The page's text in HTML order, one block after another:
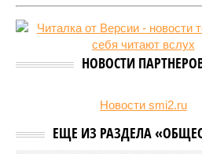
27/07
Чувашские врачи
младенца массой 745
Чувашские аграрии
урожая
НОВОСТИ
Новости smi2.ru
ЕЩЕ ИЗ РАЗДЕЛА